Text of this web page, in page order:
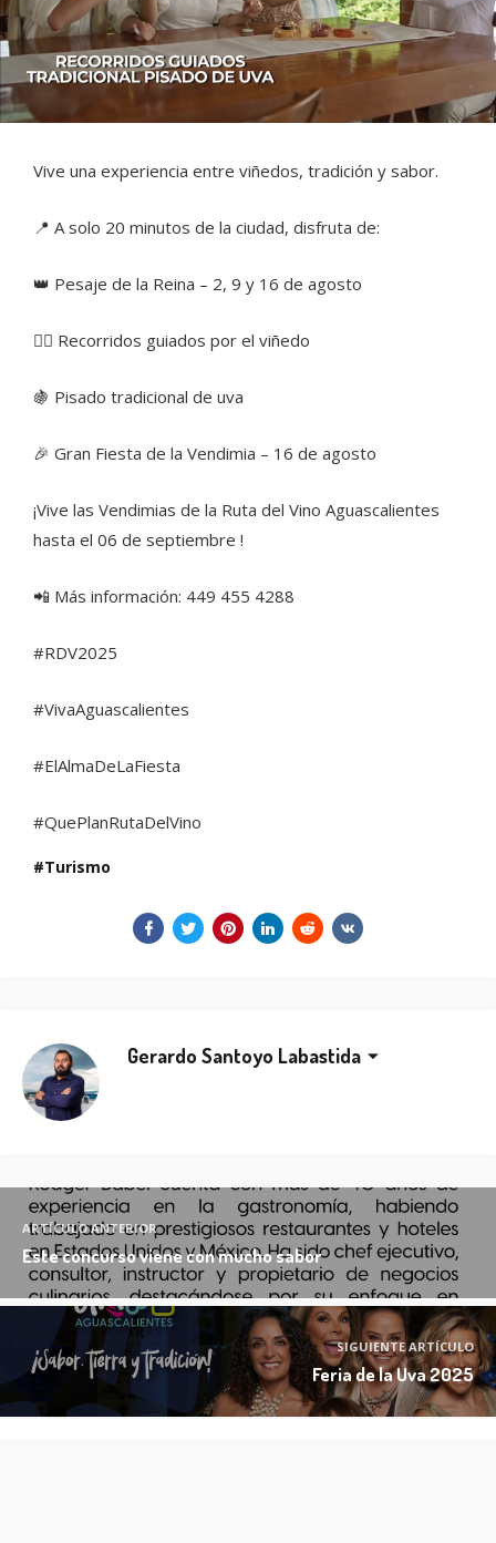
Vive una experiencia entre viñedos, tradición y sabor.
📍 A solo 20 minutos de la ciudad, disfruta de:
👑 Pesaje de la Reina – 2, 9 y 16 de agosto
🚶‍♂️ Recorridos guiados por el viñedo
🍇 Pisado tradicional de uva
🎉 Gran Fiesta de la Vendimia – 16 de agosto
¡Vive las Vendimias de la Ruta del Vino Aguascalientes
hasta el 06 de septiembre !
📲 Más información: 449 455 4288
#RDV2025
#VivaAguascalientes
#ElAlmaDeLaFiesta
#QuePlanRutaDelVino
Turismo
Gerardo Santoyo Labastida
ARTÍCULO ANTERIOR
Este concurso viene con mucho sabor
SIGUIENTE ARTÍCULO
Feria de la Uva 2025